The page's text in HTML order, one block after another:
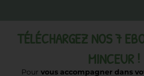
TÉLÉCHARGEZ NOS 7
MINCEUR !
Pour vous accompagner dans